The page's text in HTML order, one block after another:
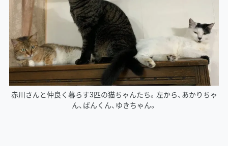
赤川さんと仲良く暮らす3匹の猫ちゃんたち。左から、あかりちゃ
ん、ばんくん、ゆきちゃん。